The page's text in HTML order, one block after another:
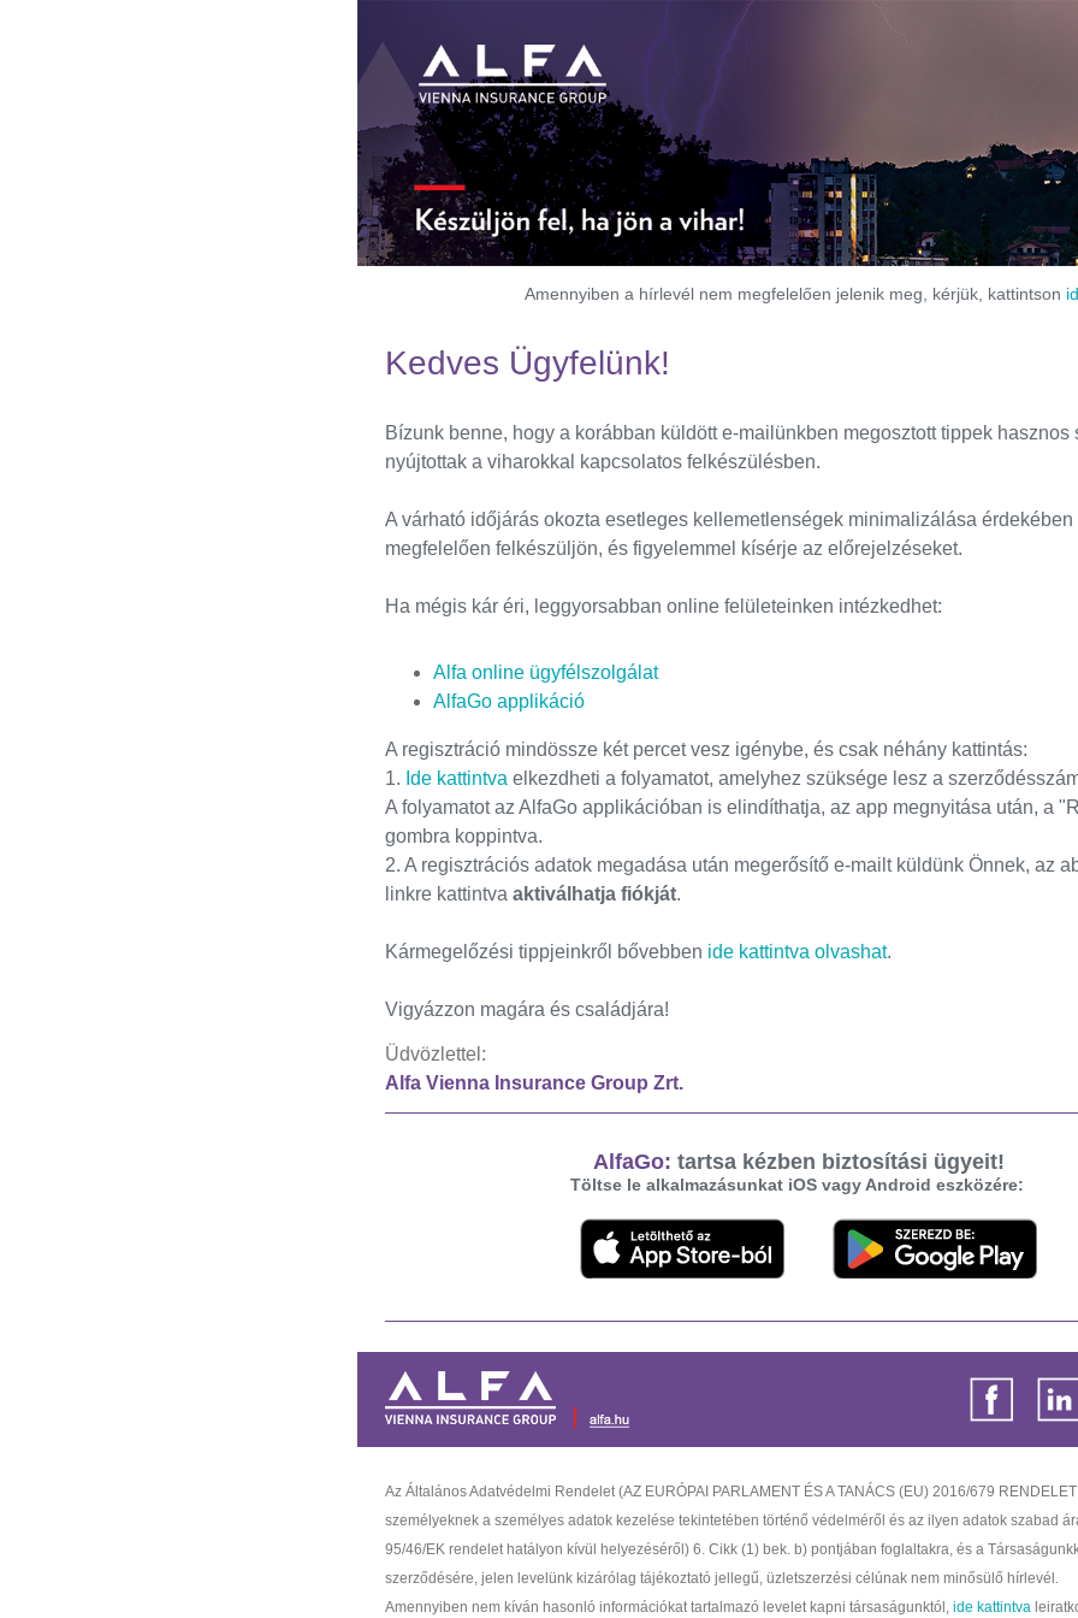
Amennyiben a hírlevél nem megfelelően jelenik meg, kérjük, kattintson
Kedves Ügyfelünk!
Bízunk benne, hogy a korábban küldött e-mailünkben megosztott tippek hasznos
nyújtottak a viharokkal kapcsolatos felkészülésben.
A várható időjárás okozta esetleges kellemetlenségek minimalizálása érdekében
megfelelően felkészüljön, és figyelemmel kísérje az előrejelzéseket.
Ha mégis kár éri, leggyorsabban online felületeinken intézkedhet:
Alfa online ügyfélszolgálat
AlfaGo applikáció
A regisztráció mindössze két percet vesz igénybe, és csak néhány kattintás:
1. Ide kattintva elkezdheti a folyamatot, amelyhez szüksége lesz a
A folyamatot az AlfaGo applikációban is elindíthatja, az app megnyitása után, a
gombra koppintva.
2. A regisztrációs adatok megadása után megerősítő e-mailt küldünk Önnek, az
linkre kattintva aktiválhatja fiókját.
Kármegelőzési tippjeinkről bővebben ide kattintva olvashat.
Vigyázzon magára és családjára!
Üdvözlettel:
Alfa Vienna Insurance Group Zrt.
AlfaGo: tartsa kézben biztosítási ügyeit!
Töltse le alkalmazásunkat iOS vagy Android eszközére:
Az Általános Adatvédelmi Rendelet (AZ EURÓPAI PARLAMENT ÉS A TANÁCS (EU) 2016/679
személyeknek a személyes adatok kezelése tekintetében történő védelméről és az ilyen adatok szabad
95/46/EK rendelet hatályon kívül helyezéséről) 6. Cikk (1) bek. b) pontjában foglaltakra, és a
szerződésére, jelen levelünk kizárólag tájékoztató jellegű, üzletszerzési célúnak nem minősülő hírlevél.
Amennyiben nem kíván hasonló információkat tartalmazó levelet kapni társaságunktól, ide kattintva